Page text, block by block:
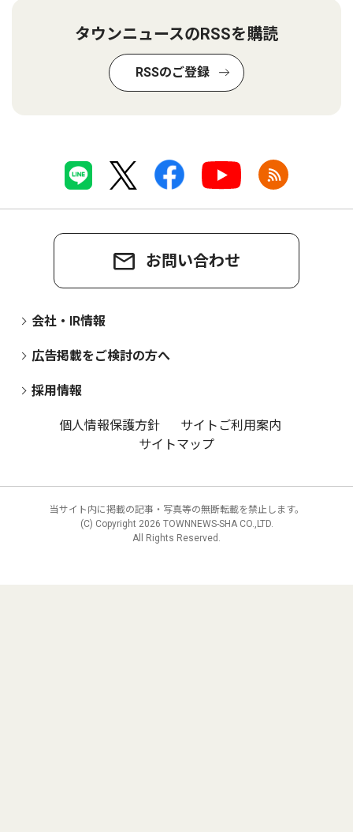
タウンニュースのRSSを購読
RSSのご登録
お問い合わせ
会社・IR情報
広告掲載をご検討の方へ
採用情報
個人情報保護方針
サイトご利用案内
サイトマップ
当サイト内に掲載の記事・写真等の無断転載を禁止します。
(C) Copyright 2026 TOWNNEWS-SHA CO.,LTD.
All Rights Reserved.